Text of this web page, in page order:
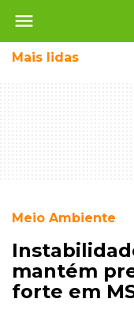
menu
Mais lidas
Meio Ambiente
mantém
forte em